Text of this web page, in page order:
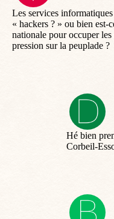
Les services
« hackers ? » ou bien est-
nationale pour occuper
pression sur la peuplade ?
Hé bien
Corbeil-